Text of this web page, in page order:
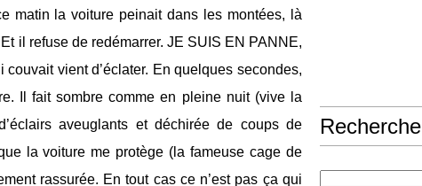
matin la voiture peinait dans les montées, là
il refuse de redémarrer. JE SUIS EN PANNE,
couvait vient d’éclater. En quelques secondes,
Il fait sombre comme en pleine nuit (vive la
aveuglants et déchirée de coups de
la voiture me protège (la fameuse cage de
rassurée. En tout cas ce n’est pas ça qui
Recherche